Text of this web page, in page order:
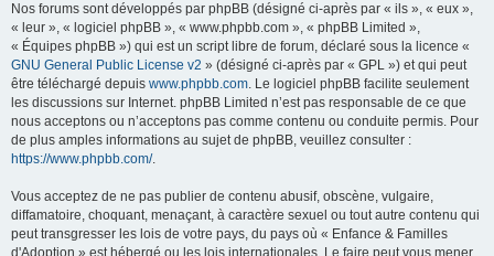
Nos forums sont développés par phpBB (désigné ci-après par « ils », « eux »,
« leur », « logiciel phpBB », « www.phpbb.com », « phpBB Limited »,
« Équipes phpBB ») qui est un script libre de forum, déclaré sous la licence «
GNU General Public License v2 » (désigné ci-après par « GPL ») et qui peut
être téléchargé depuis www.phpbb.com. Le logiciel phpBB facilite seulement
les discussions sur Internet. phpBB Limited n’est pas responsable de ce que
nous acceptons ou n’acceptons pas comme contenu ou conduite permis. Pour
de plus amples informations au sujet de phpBB, veuillez consulter :
https://www.phpbb.com/.
Vous acceptez de ne pas publier de contenu abusif, obscène, vulgaire,
diffamatoire, choquant, menaçant, à caractère sexuel ou tout autre contenu qui
peut transgresser les lois de votre pays, du pays où « Enfance & Familles
d'Adoption » est hébergé ou les lois internationales. Le faire peut vous mener